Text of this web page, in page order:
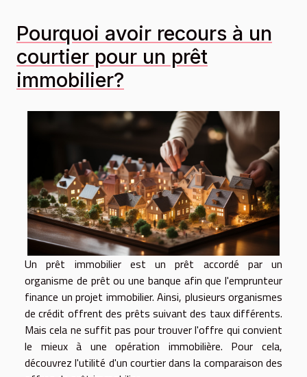
Pourquoi avoir recours à un
courtier pour un prêt
immobilier?
Un prêt immobilier est un prêt accordé par un
organisme de prêt ou une banque afin que l'emprunteur
finance un projet immobilier. Ainsi, plusieurs organismes
de crédit offrent des prêts suivant des taux différents.
Mais cela ne suffit pas pour trouver l'offre qui convient
le mieux à une opération immobilière. Pour cela,
découvrez l'utilité d'un courtier dans la comparaison des